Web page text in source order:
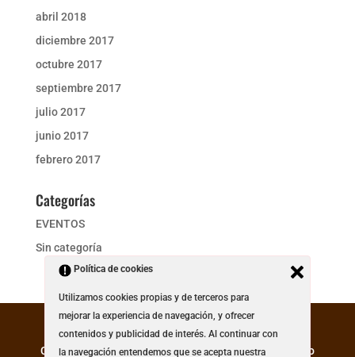
abril 2018
diciembre 2017
octubre 2017
septiembre 2017
julio 2017
junio 2017
febrero 2017
Categorías
EVENTOS
Sin categoría
Creado y Diseñado por GTMultimedia. * Los precios no
Política de cookies
Utilizamos cookies propias y de terceros para
mejorar la experiencia de navegación, y ofrecer
contenidos y publicidad de interés. Al continuar con
la navegación entendemos que se acepta nuestra